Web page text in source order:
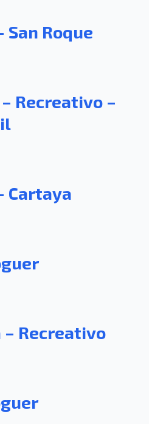
San Roque
Recreativo –
Cartaya
Recreativo